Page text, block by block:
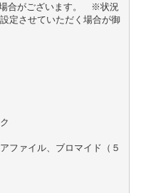
合がございます。 ※状況
定させていただく場合が御
ファイル、ブロマイド（５